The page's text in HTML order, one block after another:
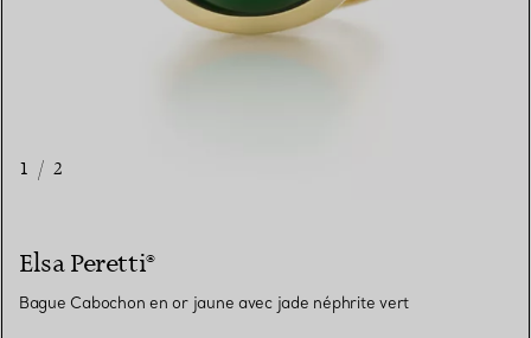
1 / 2
Elsa Peretti®
Bague Cabochon en or jaune avec jade néphrite vert